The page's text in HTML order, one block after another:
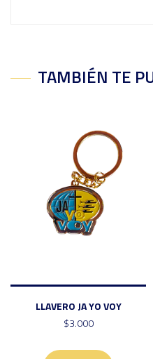
TAMBIÉN TE
LLAVERO JA YO VOY
$3.000